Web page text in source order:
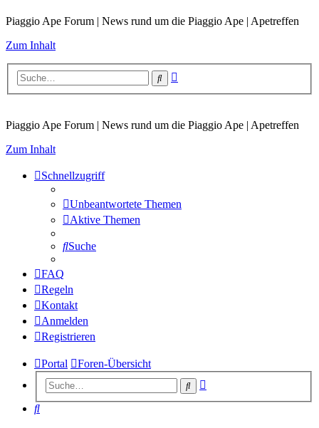
Piaggio Ape Forum | News rund um die Piaggio Ape | Apetreffen
Zum Inhalt
Suche
Piaggio Ape Forum | News rund um die Piaggio Ape | Apetreffen
Zum Inhalt
Schnellzugriff
Unbeantwortete Themen
Aktive Themen
Suche
FAQ
Regeln
Kontakt
Anmelden
Registrieren
Portal Foren-Übersicht
Suche
Suche